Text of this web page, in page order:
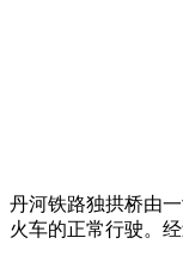
丹河铁路独拱桥由
火车的正常行驶。